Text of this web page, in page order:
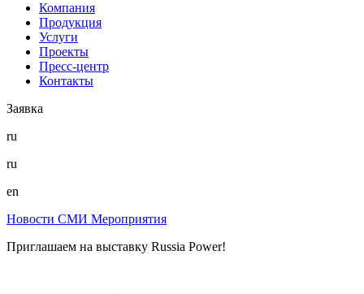
Компания
Продукция
Услуги
Проекты
Пресс-центр
Контакты
Заявка
ru
ru
en
Новости СМИ Мероприятия
Приглашаем на выставку Russia Power!